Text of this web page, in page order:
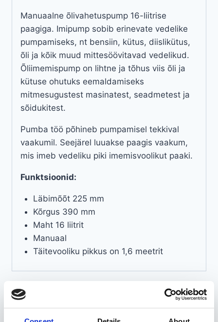
Manuaalne õlivahetuspump 16-liitrise
paagiga. Imipump sobib erinevate vedelike
pumpamiseks, nt bensiin, kütus, diislikütus,
õli ja kõik muud mittesöövitavad vedelikud.
Õliimemispump on lihtne ja tõhus viis õli ja
kütuse ohutuks eemaldamiseks
mitmesugustest masinatest, seadmetest ja
sõidukitest.
Pumba töö põhineb pumpamisel tekkival
vaakumil. Seejärel luuakse paagis vaakum,
mis imeb vedeliku piki imemisvoolikut paaki.
Funktsioonid:
Läbimõõt 225 mm
Kõrgus 390 mm
Maht 16 liitrit
Manuaal
Täitevooliku pikkus on 1,6 meetrit
Seotud tooted